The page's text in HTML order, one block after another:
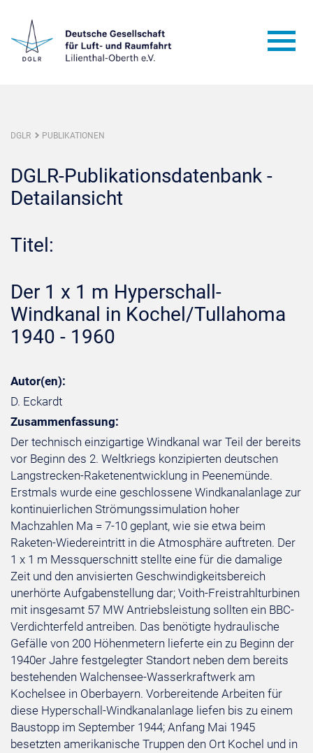
DGLR PUBLIKATIONEN
DGLR-Publikationsdatenbank -
Detailansicht
Titel:
Der 1 x 1 m Hyperschall-
Windkanal in Kochel/Tullahoma
1940 - 1960
Autor(en):
D. Eckardt
Zusammenfassung:
Der technisch einzigartige Windkanal war Teil der bereits
vor Beginn des 2. Weltkriegs konzipierten deutschen
Langstrecken-Raketenentwicklung in Peenemünde.
Erstmals wurde eine geschlossene Windkanalanlage zur
kontinuierlichen Strömungssimulation hoher
Machzahlen Ma = 7-10 geplant, wie sie etwa beim
Raketen-Wiedereintritt in die Atmosphäre auftreten. Der
1 x 1 m Messquerschnitt stellte eine für die damalige
Zeit und den anvisierten Geschwindigkeitsbereich
unerhörte Aufgabenstellung dar; Voith-Freistrahlturbinen
mit insgesamt 57 MW Antriebsleistung sollten ein BBC-
Verdichterfeld antreiben. Das benötigte hydraulische
Gefälle von 200 Höhenmetern lieferte ein zu Beginn der
1940er Jahre festgelegter Standort neben dem bereits
bestehenden Walchensee-Wasserkraftwerk am
Kochelsee in Oberbayern. Vorbereitende Arbeiten für
diese Hyperschall-Windkanalanlage liefen bis zu einem
Baustopp im September 1944; Anfang Mai 1945
besetzten amerikanische Truppen den Ort Kochel und in